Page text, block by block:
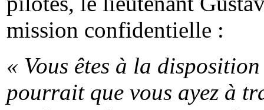
mission confidentielle :
« Vous êtes à la
pourrait que vous ayez à